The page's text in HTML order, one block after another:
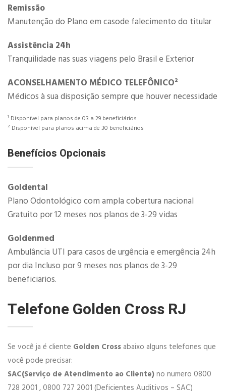
Remissão
Manutenção do Plano em casode falecimento do titular
Assistência 24h
Tranquilidade nas suas viagens pelo Brasil e Exterior
​​ACONSELHAMENTO MÉDICO​ TELEFÔNICO​²
Médicos à sua disposição sempre que houver necessidade
¹ Disponível para planos de 03 a 29 beneficiários
² Disponível para planos acima de 30 beneficiários
Benefícios Opcionais
​Goldental
Plano Odontológico com ampla cobertura nacional
Gratuito por 12 meses nos planos de 3-29 vidas
Goldenmed
Ambulância UTI para casos de urgência e emergência 24h
por dia Incluso por 9 meses nos planos de 3-29
beneficiarios.
Telefone Golden Cross RJ
Se você ja é cliente Golden Cross abaixo alguns telefones que
você pode precisar:
SAC(Serviço de Atendimento ao Cliente)no numero 0800
728 2001 , 0800 727 2001​ (Deficientes Auditivos – SAC)​